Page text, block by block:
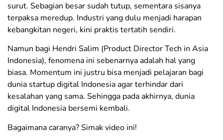
surut. Sebagian besar sudah tutup, sementara sisanya
terpaksa meredup. Industri yang dulu menjadi harapan
kebangkitan negeri, kini praktis tertatih sendiri.
Namun bagi Hendri Salim (Product Director Tech in Asia
Indonesia), fenomena ini sebenarnya adalah hal yang
biasa. Momentum ini justru bisa menjadi pelajaran bagi
dunia startup digital Indonesia agar terhindar dari
kesalahan yang sama. Sehingga pada akhirnya, dunia
digital Indonesia bersemi kembali.
Bagaimana caranya? Simak video ini!